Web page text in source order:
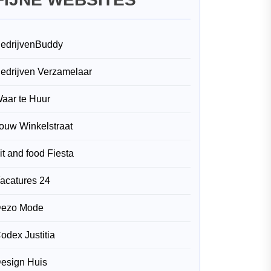
Verzamelaar
te Huur
Winkelstraat
and food Fiesta
24
Mode
Justitia
Huis